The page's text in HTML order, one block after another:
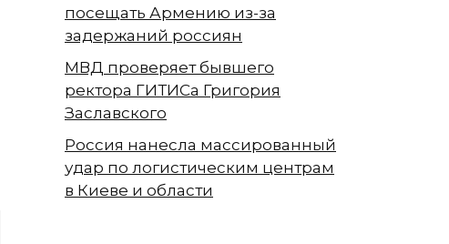
посещать Армению из-за
задержаний россиян
МВД проверяет бывшего
ректора ГИТИСа Григория
Заславского
Россия нанесла массированный
удар по логистическим центрам
в Киеве и области